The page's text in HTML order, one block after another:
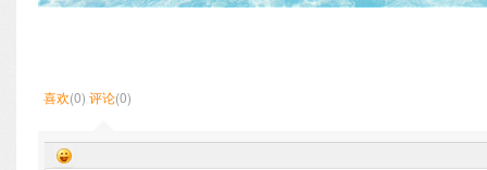
喜欢(0) 评论(0)